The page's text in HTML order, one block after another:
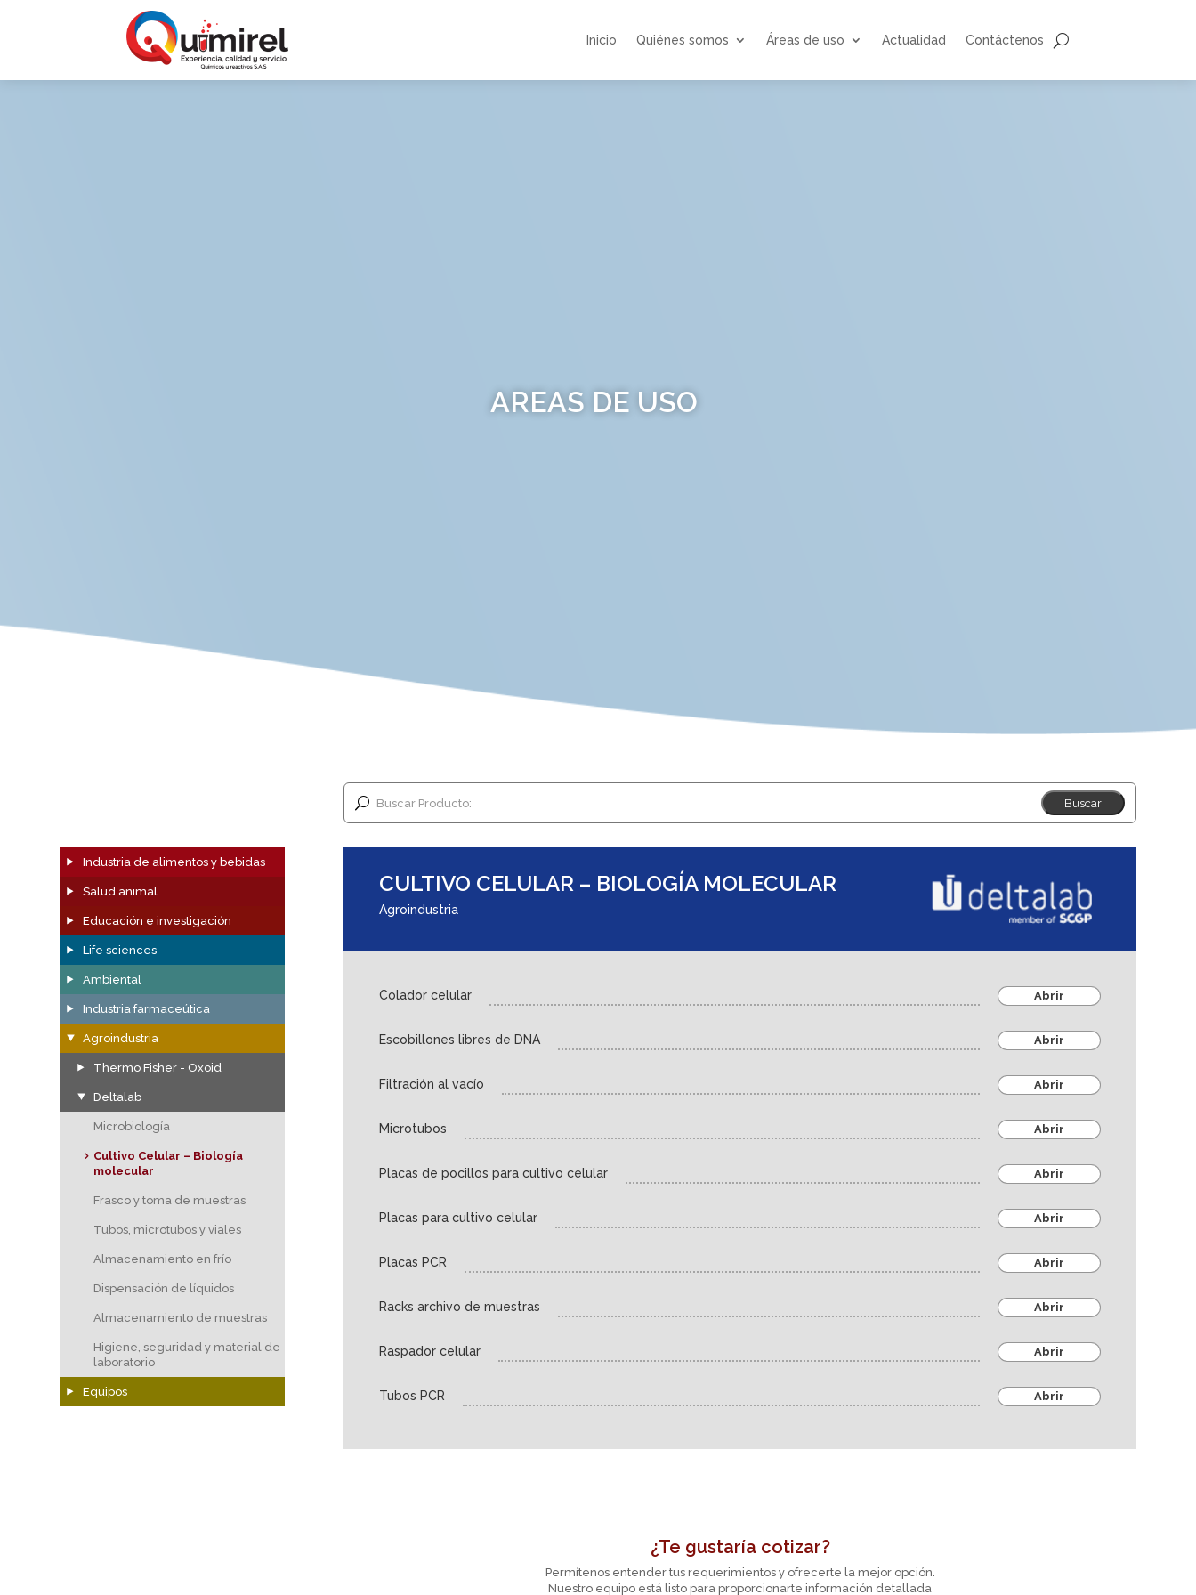
Inicio Quiénes somos Áreas de uso Actualidad Contáctenos
AREAS DE USO
Buscar Producto:
Industria de alimentos y bebidas
Salud animal
Educación e investigación
Life sciences
Ambiental
Industria farmaceútica
Agroindustria
Thermo Fisher - Oxoid
Deltalab
Microbiología
Cultivo Celular – Biología
molecular
Frasco y toma de muestras
Tubos, microtubos y viales
Almacenamiento en frío
Dispensación de líquidos
Almacenamiento de muestras
Higiene, seguridad y material de
laboratorio
Equipos
CULTIVO CELULAR – BIOLOGÍA MOLECULAR
Agroindustria
Colador celular Abrir
Escobillones libres de DNA Abrir
Filtración al vacío Abrir
Microtubos Abrir
Placas de pocillos para cultivo celular Abrir
Placas para cultivo celular Abrir
Placas PCR Abrir
Racks archivo de muestras Abrir
Raspador celular Abrir
Tubos PCR Abrir
¿Te gustaría cotizar?
Permítenos entender tus requerimientos y ofrecerte la mejor opción.
Nuestro equipo está listo para proporcionarte información detallada